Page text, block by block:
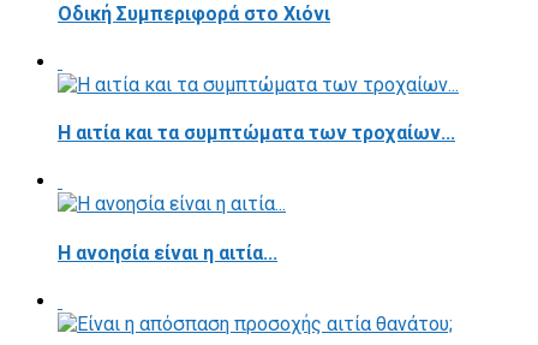
Οδική Συμπεριφορά στο Χιόνι
Η αιτία και τα συμπτώματα των τροχαίων...
Η ανοησία είναι η αιτία...